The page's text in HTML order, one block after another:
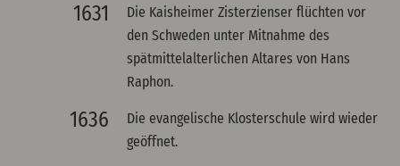
1631
Die Kaisheimer Zisterzienser flüchten vor
den Schweden unter Mitnahme des
spätmittelalterlichen Altares von Hans
Raphon.
1636
Die evangelische Klosterschule wird wieder
geöffnet.